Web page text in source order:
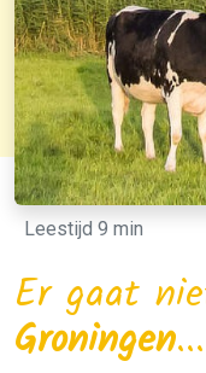
Leestijd 9 min
Er gaat
Groningen...